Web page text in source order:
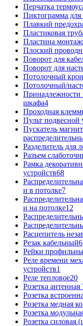
Перчатка
Пиктограмма для
Плавкий
Пластиковая
Пластина
Плоский
Поворот для
Поворот для
Потолочный
Потолочный/
Принадлежности
шкафа4
Проходная
Пульт подвесной
Пускатель
Разделитель для
Разъем
Рамка
устройств68
и в потолке7
и на потолке12
Расцепитель
Резак кабельный6
Рейки
Реле времени
устройств1
Реле тепловое20
Розетка
Розетка
Розетка медная
Розетка
Розетка силовая